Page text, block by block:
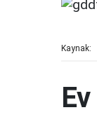
Kaynak: